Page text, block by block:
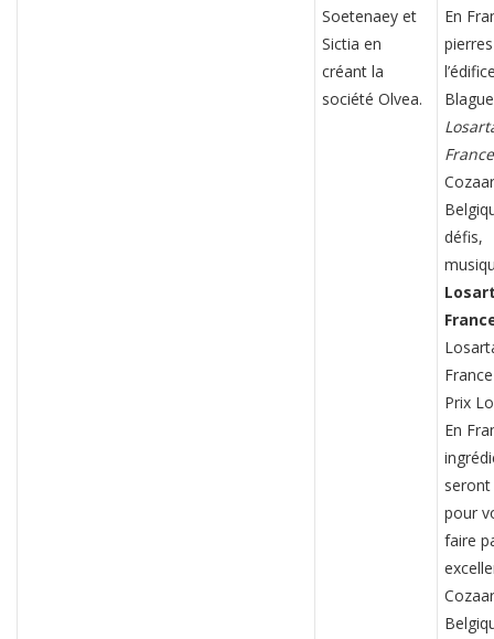
Soetenaey et
Sictia en
créant la
société Olvea.
En
France
défis,
Prix
En
pour
faire